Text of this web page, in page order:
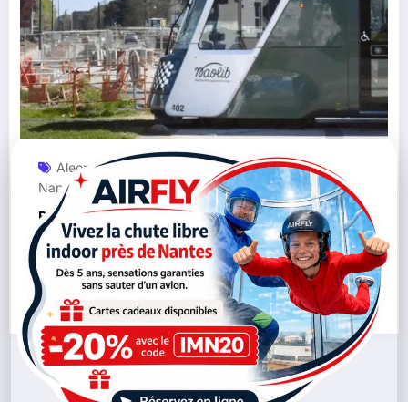
Aleop ,CFDT Loire-Atlantique,
Nantes, Naolib Transports En Commun
Barrage filtrant au dépôt Keolis : les bus
Naolib et Aleop perturbés à Nantes
Lire la suite 22/09/2025